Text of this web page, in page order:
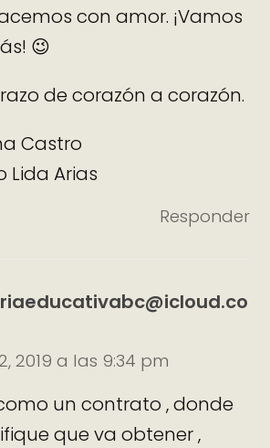
con amor. ¡Vamos
😉
de corazón a corazón.
Castro
Lida Arias
Responder
2019 a las 9:34 pm
un contrato , donde
que va obtener ,